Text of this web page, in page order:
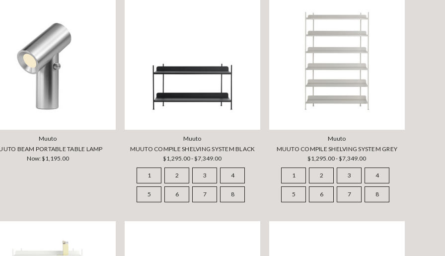
Muuto
BEAM PORTABLE TABLE LAMP
Now:$1,195.00
Muuto
MUUTO COMPILE SHELVING SYSTEM BLACK
$1,295.00 - $7,349.00
1 2 3 4
5 6 7 8
Muuto
MUUTO COMPILE SHELVING SYSTEM GREY
$1,295.00 - $7,349.00
1 2 3 4
5 6 7 8